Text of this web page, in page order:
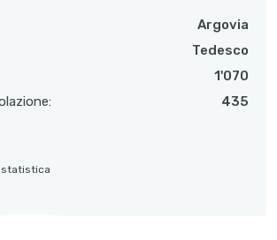
Argovia
Tedesco
1'070
435
statistica